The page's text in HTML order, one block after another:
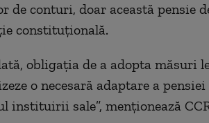
de conturi, doar această pensie
constituţională.
obligaţia de a adopta măsuri
o necesară adaptare a
instituirii sale”, menţionează